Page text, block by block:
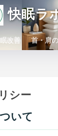
快眠ラ
改善 首・肩
シー
いて